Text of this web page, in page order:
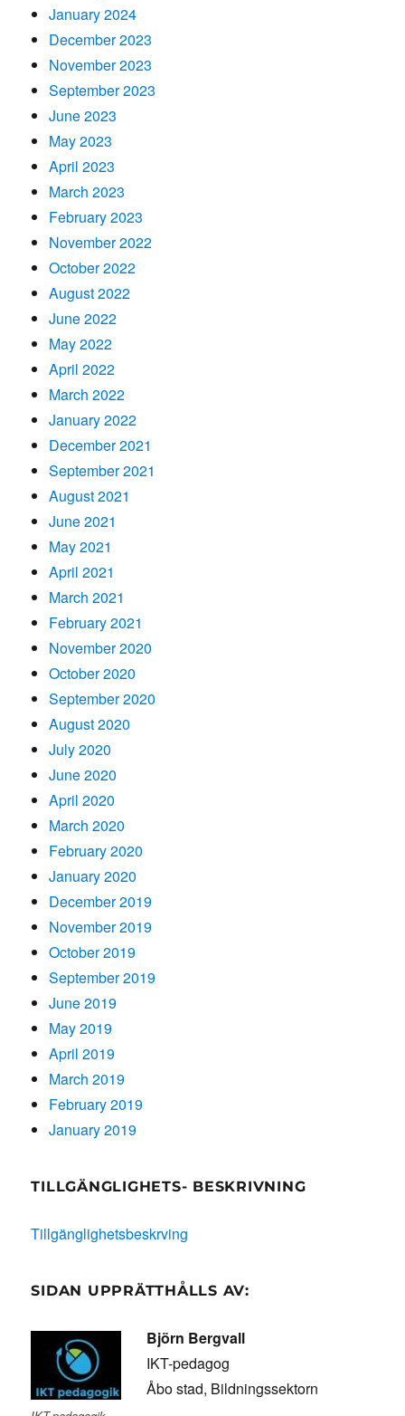
January 2024
December 2023
November 2023
September 2023
June 2023
May 2023
April 2023
March 2023
February 2023
November 2022
October 2022
August 2022
June 2022
May 2022
April 2022
March 2022
January 2022
December 2021
September 2021
August 2021
June 2021
May 2021
April 2021
March 2021
February 2021
November 2020
October 2020
September 2020
August 2020
July 2020
June 2020
April 2020
March 2020
February 2020
January 2020
December 2019
November 2019
October 2019
September 2019
June 2019
May 2019
April 2019
March 2019
February 2019
January 2019
TILLGÄNGLIGHETS- BESKRIVNING
Tillgänglighetsbeskrving
SIDAN UPPRÄTTHÅLLS AV:
Björn Bergvall
IKT-pedagog
Åbo stad, Bildningssektorn